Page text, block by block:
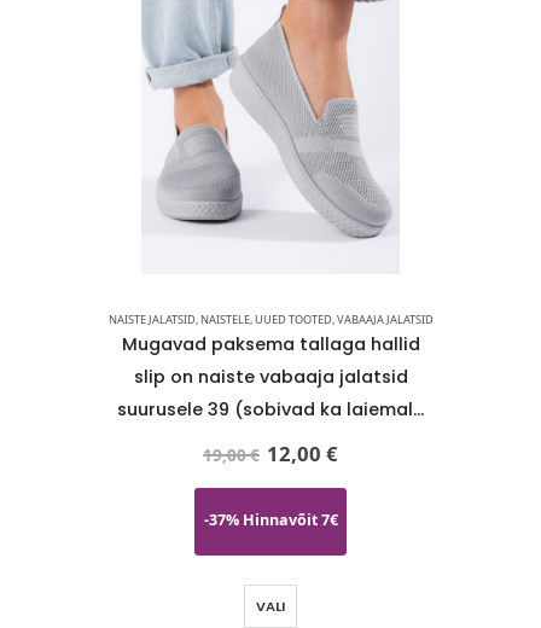
NAISTE JALATSID, NAISTELE, UUED TOOTED, VABAAJA JALATSID
Mugavad paksema tallaga hallid
slip on naiste vabaaja jalatsid
suurusele 39 (sobivad ka laiemale
jalale) -KOHE LAOS
19,00€ 12,00€
-37% Hinnavõit 7€
VALI